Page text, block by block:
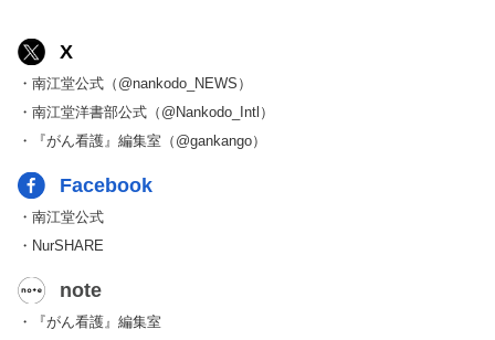
X
・南江堂公式（@nankodo_NEWS）
・南江堂洋書部公式（@Nankodo_Intl）
・『がん看護』編集室（@gankango）
Facebook
・南江堂公式
・NurSHARE
note
・『がん看護』編集室